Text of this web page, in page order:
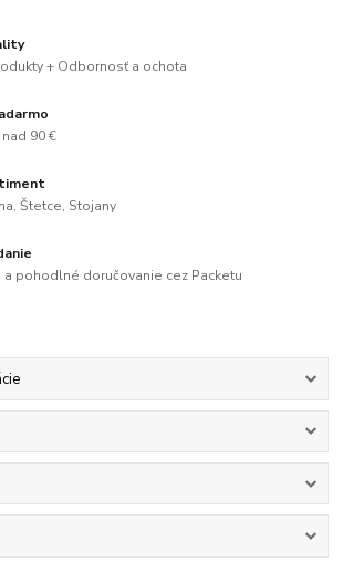
+ Odbornosť a ochota
90 €
Štetce, Stojany
pohodlné doručovanie cez Packetu